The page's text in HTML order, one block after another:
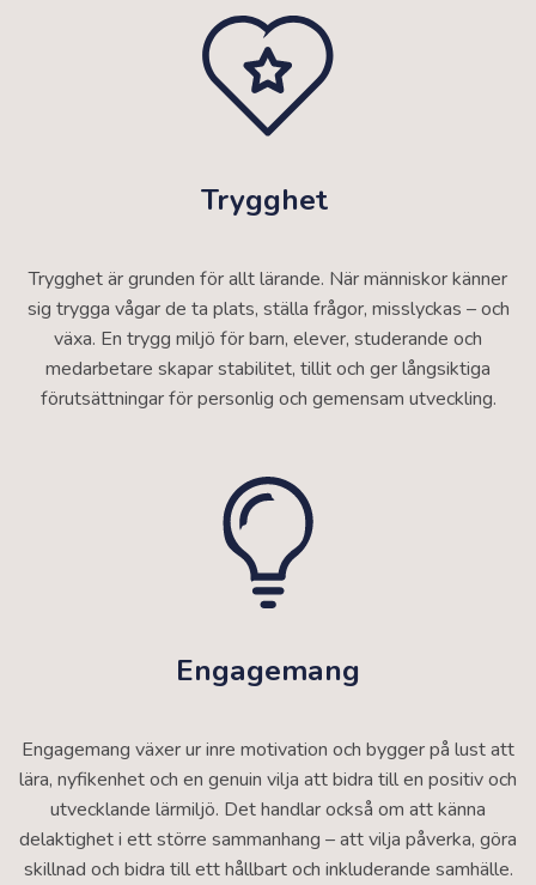
Trygghet
Trygghet är grunden för allt lärande. När människor känner
sig trygga vågar de ta plats, ställa frågor, misslyckas – och
växa. En trygg miljö för barn, elever, studerande och
medarbetare skapar stabilitet, tillit och ger långsiktiga
förutsättningar för personlig och gemensam utveckling.
Engagemang
Engagemang växer ur inre motivation och bygger på lust att
lära, nyfikenhet och en genuin vilja att bidra till en positiv och
utvecklande lärmiljö. Det handlar också om att känna
delaktighet i ett större sammanhang – att vilja påverka, göra
skillnad och bidra till ett hållbart och inkluderande samhälle.